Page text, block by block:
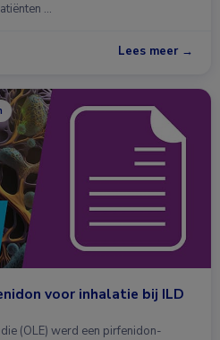
…
Lees meer →
voor inhalatie bij ILD
(OLE) werd een pirfenidon-